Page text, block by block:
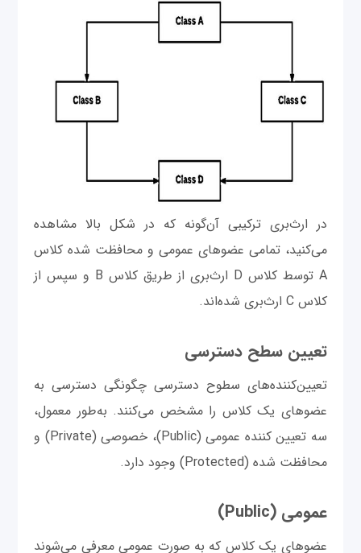
در ارث‌بری ترکیبی آن‌گونه که در شکل بالا مشاهده
می‌کنید، تمامی عضوهای عمومی و محافظت شده کلاس
A توسط کلاس D ارث‌بری از طریق کلاس B و سپس از
کلاس C ارث‌بری شده‌اند.
تعیین سطح دسترسی
تعیین‌کننده‌های سطوح دسترسی چگونگی دسترسی به
عضوهای یک کلاس را مشخص می‌کنند. به‌طور معمول،
سه تعیین کننده عمومی (Public)، خصوصی (Private) و
محافظت شده (Protected) وجود دارد.
عمومی (Public)
عضوهای یک کلاس که به صورت عمومی معرفی می‌شوند